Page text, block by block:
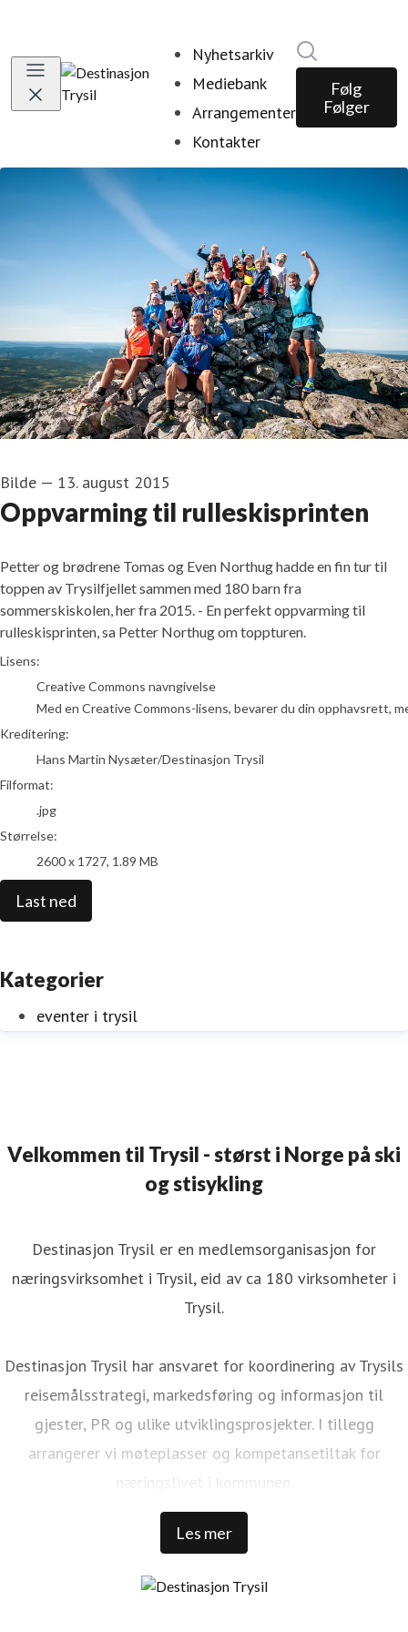
Nyhetsarkiv
Mediebank
Arrangementer
Kontakter
Følg
Følger
Bilde — 13. august 2015
Oppvarming til rulleskisprinten
Petter og brødrene Tomas og Even Northug hadde en fin tur til
toppen av Trysilfjellet sammen med 180 barn fra
sommerskiskolen, her fra 2015. - En perfekt oppvarming til
rulleskisprinten, sa Petter Northug om toppturen.
Hans Martin Nysæter/Destinasjon Trysil
Lisens:
Creative Commons navngivelse
Med en Creative Commons-lisens, bevarer du din opphavsrett,
Kreditering:
Hans Martin Nysæter/Destinasjon Trysil
Filformat:
.jpg
Størrelse:
2600 x 1727, 1.89 MB
Last ned
Kategorier
eventer i trysil
Velkommen til Trysil - størst i Norge på ski
og stisykling
Les mer
Destinasjon Trysil er en medlemsorganisasjon for
næringsvirksomhet i Trysil, eid av ca 180 virksomheter i
Trysil.
Destinasjon Trysil har ansvaret for koordinering av Trysils
reisemålsstrategi, markedsføring og informasjon til
gjester, PR og ulike utviklingsprosjekter. I tillegg
arrangerer vi møteplasser og kompetansetiltak for
næringslivet i kommunen.
Trysil er Norges største ski- og stisykkeldestinasjon. Vi har
Trysilfjellet, over 1 300 000 skidager, 456 millioner NOK i